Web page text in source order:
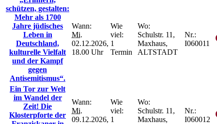
schützen, gestalten:
Mehr als 1700
Jahre jüdisches
Leben in
Deutschland,
kulturelle Vielfalt
und der Kampf
gegen
Antisemitismus“.
Wann:
Mi.
02.12.2026,
18.00 Uhr
Wie
viel:
1
Termin
Wo:
Schulstr. 11,
Maxhaus,
ALTSTADT
Nr.:
I060011
Ein Tor zur Welt
im Wandel der
Zeit! Die
Klosterpforte der
Wann:
Mi.
09.12.2026,
Wie
viel:
1
Wo:
Schulstr. 11,
Maxhaus,
Nr.:
I060012